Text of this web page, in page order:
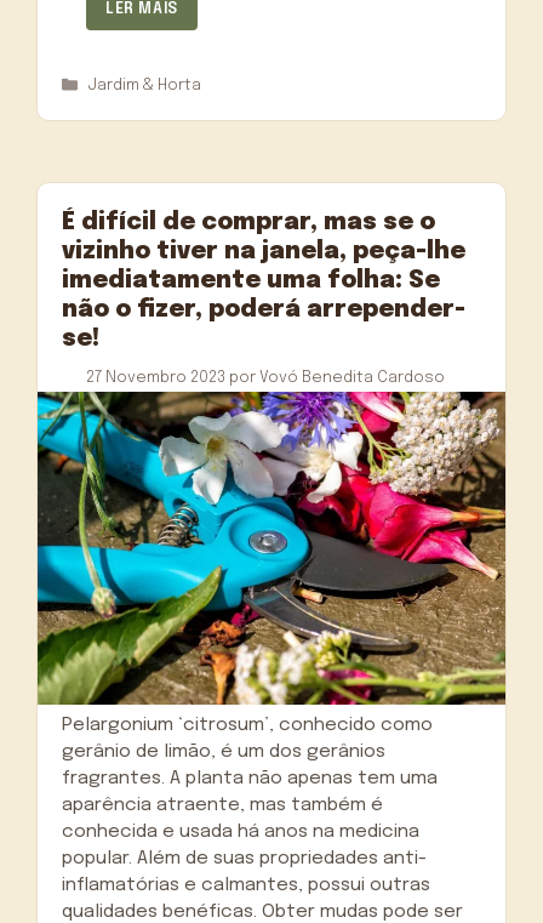
LER MAIS
Categorias
Jardim & Horta
É difícil de comprar, mas se o
vizinho tiver na janela, peça-lhe
imediatamente uma folha: Se
não o fizer, poderá arrepender-
se!
27 Novembro 2023 por Vovó Benedita Cardoso
Pelargonium ‘citrosum’, conhecido como
gerânio de limão, é um dos gerânios
fragrantes. A planta não apenas tem uma
aparência atraente, mas também é
conhecida e usada há anos na medicina
popular. Além de suas propriedades anti-
inflamatórias e calmantes, possui outras
qualidades benéficas. Obter mudas pode ser